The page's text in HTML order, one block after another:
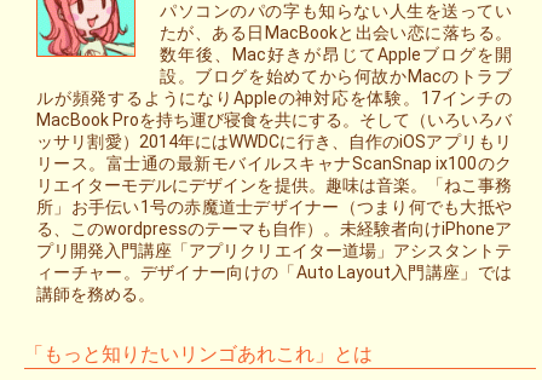
パソコンのパの字も知らない人生を送ってい
たが、ある日MacBookと出会い恋に落ちる。
数年後、Mac好きが昂じてAppleブログを開
設。ブログを始めてから何故かMacのトラブ
ルが頻発するようになりAppleの神対応を体験。17インチの
MacBook Proを持ち運び寝食を共にする。そして（いろいろバ
ッサリ割愛）2014年にはWWDCに行き、自作のiOSアプリもリ
リース。富士通の最新モバイルスキャナScanSnap ix100のク
リエイターモデルにデザインを提供。趣味は音楽。「ねこ事務
所」お手伝い1号の赤魔道士デザイナー（つまり何でも大抵や
る、このwordpressのテーマも自作）。未経験者向けiPhoneア
プリ開発入門講座「アプリクリエイター道場」アシスタントテ
ィーチャー。デザイナー向けの「Auto Layout入門講座」では
講師を務める。
「もっと知りたいリンゴあれこれ」とは